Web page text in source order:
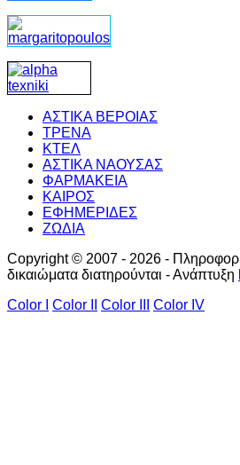
ΑΣΤΙΚΑ ΒΕΡΟΙΑΣ
ΤΡΕΝΑ
ΚΤΕΛ
ΑΣΤΙΚΑ ΝΑΟΥΣΑΣ
ΦΑΡΜΑΚΕΙΑ
ΚΑΙΡΟΣ
ΕΦΗΜΕΡΙΔΕΣ
ΖΩΔΙΑ
Copyright © 2007 - 2026 -
δικαιώματα διατηρούνται - Ανάπτυξη
Color I
Color II Color III Color IV